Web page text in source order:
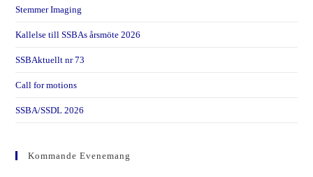
Stemmer Imaging
Kallelse till SSBAs årsmöte 2026
SSBAktuellt nr 73
Call for motions
SSBA/SSDL 2026
Kommande Evenemang